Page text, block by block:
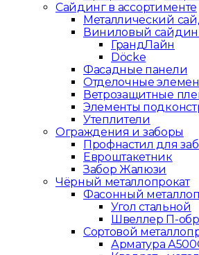
Сайдинг в ассортименте
Металлический
Виниловый
ГрандЛайн
Döcke
Фасадные панели
Отделочные
Ветрозащитные
Элементы
Утеплители
Ограждения и заборы
Профнастил для
Евроштакетник
Забор Жалюзи
Чёрный металлопрокат
Фасонный
Угол стальной
Швеллер П-
Сортовой
Арматура